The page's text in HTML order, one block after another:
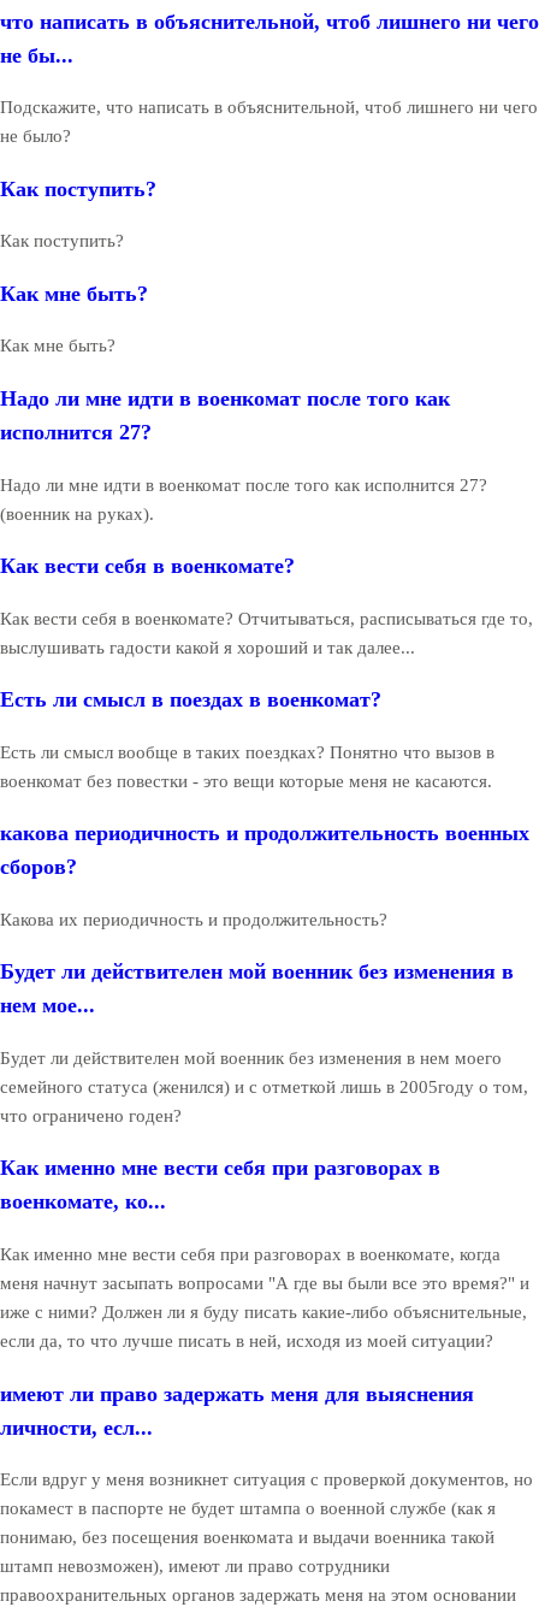
что написать в объяснительной, чтоб лишнего ни чего
не бы...
Подскажите, что написать в объяснительной, чтоб лишнего ни чего
не было?
Как поступить?
Как поступить?
Как мне быть?
Как мне быть?
Надо ли мне идти в военкомат после того как
исполнится 27?
Надо ли мне идти в военкомат после того как исполнится 27?
(военник на руках).
Как вести себя в военкомате?
Как вести себя в военкомате? Отчитываться, расписываться где то,
выслушивать гадости какой я хороший и так далее...
Есть ли смысл в поездах в военкомат?
Есть ли смысл вообще в таких поездках? Понятно что вызов в
военкомат без повестки - это вещи которые меня не касаются.
какова периодичность и продолжительность военных
сборов?
Какова их периодичность и продолжительность?
Будет ли действителен мой военник без изменения в
нем мое...
Будет ли действителен мой военник без изменения в нем моего
семейного статуса (женился) и с отметкой лишь в 2005году о том,
что ограничено годен?
Как именно мне вести себя при разговорах в
военкомате, ко...
Как именно мне вести себя при разговорах в военкомате, когда
меня начнут засыпать вопросами "А где вы были все это время?" и
иже с ними? Должен ли я буду писать какие-либо объяснительные,
если да, то что лучше писать в ней, исходя из моей ситуации?
имеют ли право задержать меня для выяснения
личности, есл...
Если вдруг у меня возникнет ситуация с проверкой документов, но
покамест в паспорте не будет штампа о военной службе (как я
понимаю, без посещения военкомата и выдачи военника такой
штамп невозможен), имеют ли право сотрудники
правоохранительных органов задержать меня на этом основании